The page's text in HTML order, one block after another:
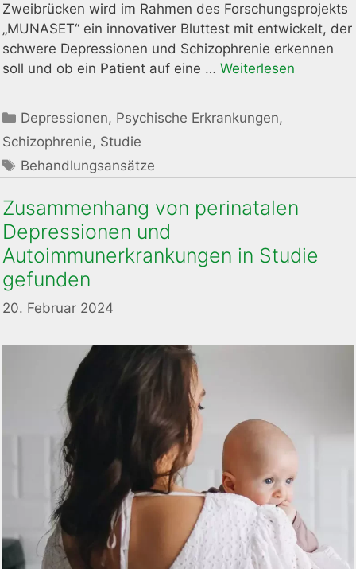
Zweibrücken wird im Rahmen des Forschungsprojekts
„MUNASET“ ein innovativer Bluttest mit entwickelt, der
schwere Depressionen und Schizophrenie erkennen
soll und ob ein Patient auf eine … Weiterlesen
Kategorien
Depressionen, Psychische Erkrankungen,
Schizophrenie, Studie
Schlagwörter
Behandlungsansätze
Zusammenhang von perinatalen
Depressionen und
Autoimmunerkrankungen in Studie
gefunden
20. Februar 2024